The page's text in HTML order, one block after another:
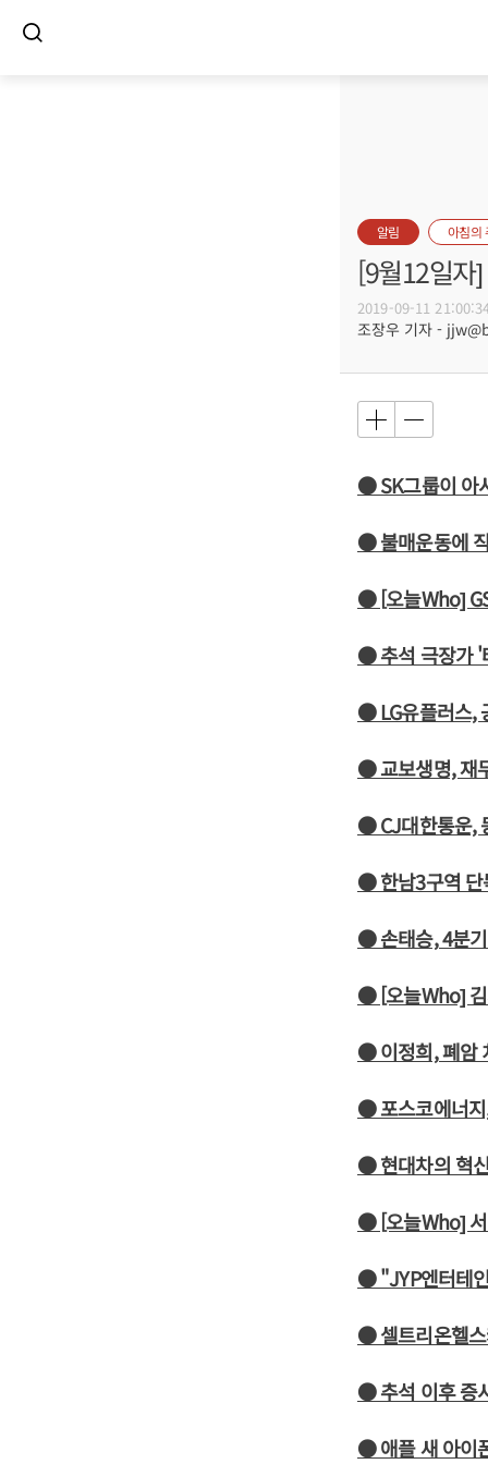
알림 아침의
[9월12일자
2019-09-11
조장우 기자 -
● SK그룹이 아
● 불매운동에
● [오늘Who]
● 추석 극장가 '
● LG유플러스,
● 교보생명, 재
● CJ대한통운,
● 한남3구역 단
● 손태승, 4분
● [오늘Who] 김
● 이정희, 폐암
● 포스코에너지
● 현대차의 혁
● [오늘Who] 서
● "JYP엔터테
● 셀트리온헬스
● 추석 이후 증
● 애플 새 아이